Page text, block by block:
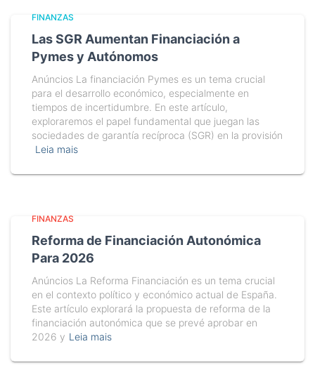
FINANZAS
Las SGR Aumentan Financiación a
Pymes y Autónomos
Anúncios La financiación Pymes es un tema crucial
para el desarrollo económico, especialmente en
tiempos de incertidumbre. En este artículo,
exploraremos el papel fundamental que juegan las
sociedades de garantía recíproca (SGR) en la provisión
Leia mais
FINANZAS
Reforma de Financiación Autonómica
Para 2026
Anúncios La Reforma Financiación es un tema crucial
en el contexto político y económico actual de España.
Este artículo explorará la propuesta de reforma de la
financiación autonómica que se prevé aprobar en
2026 y Leia mais